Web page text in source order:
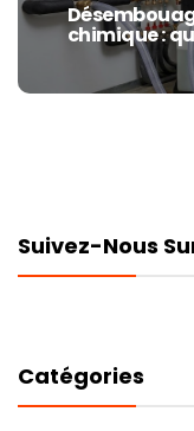
Next
post:
chimique :
Suivez-Nous
Catégories